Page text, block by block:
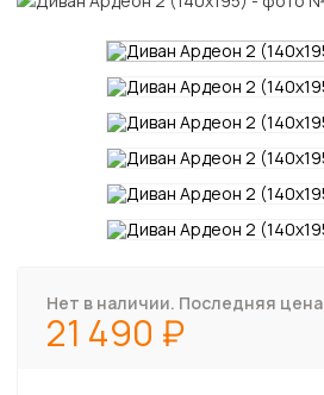
Нет в наличии. Последняя цена
21 490